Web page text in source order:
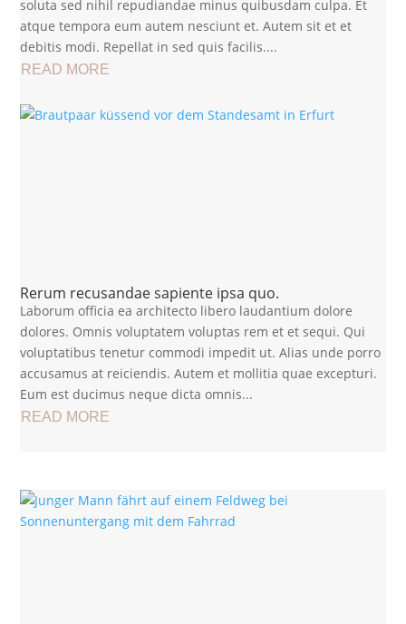
soluta sed nihil repudiandae minus quibusdam culpa. Et
atque tempora eum autem nesciunt et. Autem sit et et
debitis modi. Repellat in sed quis facilis....
READ MORE
Rerum recusandae sapiente ipsa quo.
Laborum officia ea architecto libero laudantium dolore
dolores. Omnis voluptatem voluptas rem et et sequi. Qui
voluptatibus tenetur commodi impedit ut. Alias unde porro
accusamus at reiciendis. Autem et mollitia quae excepturi.
Eum est ducimus neque dicta omnis...
READ MORE